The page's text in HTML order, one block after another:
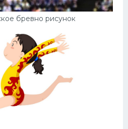
бревно рисунок